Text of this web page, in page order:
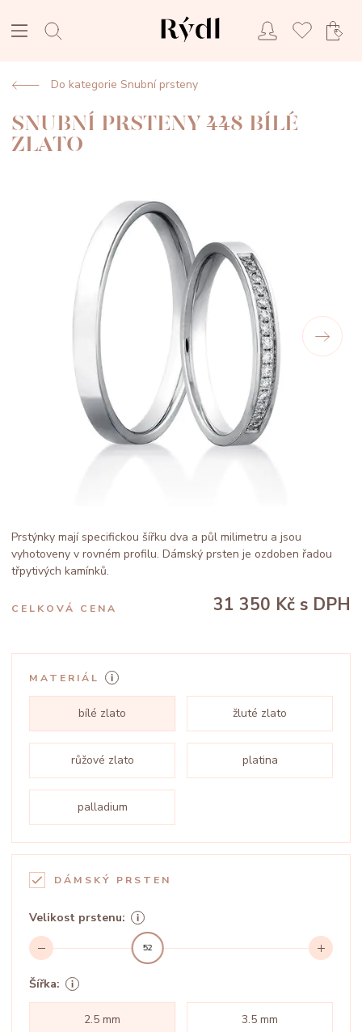
Do kategorie Snubní prsteny
SNUBNÍ PRSTENY 448 BÍLÉ
ZLATO
Prstýnky mají specifickou šířku dva a půl milimetru a jsou
vyhotoveny v rovném profilu. Dámský prsten je ozdoben řadou
třpytivých kamínků.
CELKOVÁ CENA 31 350 Kč s DPH
MATERIÁL
bílé zlato žluté zlato
růžové zlato platina
palladium
DÁMSKÝ PRSTEN
Velikost prstenu:
52
Šířka:
2.5 mm 3.5 mm